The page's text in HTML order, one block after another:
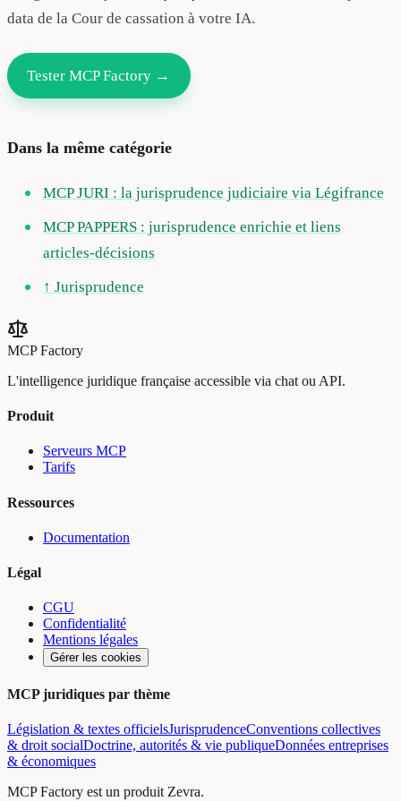
data de la Cour de cassation à votre IA.
Tester MCP Factory →
Dans la même catégorie
MCP JURI : la jurisprudence judiciaire via Légifrance
MCP PAPPERS : jurisprudence enrichie et liens
articles-décisions
↑ Jurisprudence
MCP Factory
L'intelligence juridique française accessible via chat ou API.
Produit
Serveurs MCP
Tarifs
Ressources
Documentation
Légal
CGU
Confidentialité
Mentions légales
Gérer les cookies
MCP juridiques par thème
Législation & textes officielsJurisprudenceConventions collectives
& droit socialDoctrine, autorités & vie publiqueDonnées entreprises
& économiques
MCP Factory est un produit Zevra.